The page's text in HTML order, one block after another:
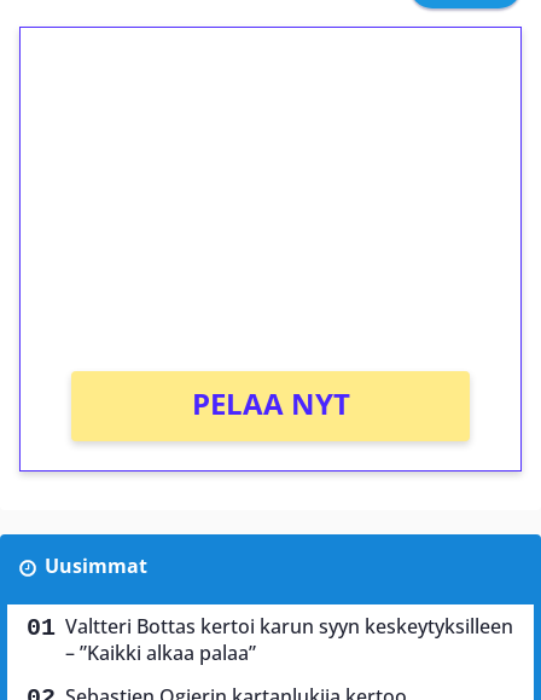
PELAA NYT
Uusimmat
Valtteri Bottas kertoi karun syyn keskeytyksilleen
– ”Kaikki alkaa palaa”